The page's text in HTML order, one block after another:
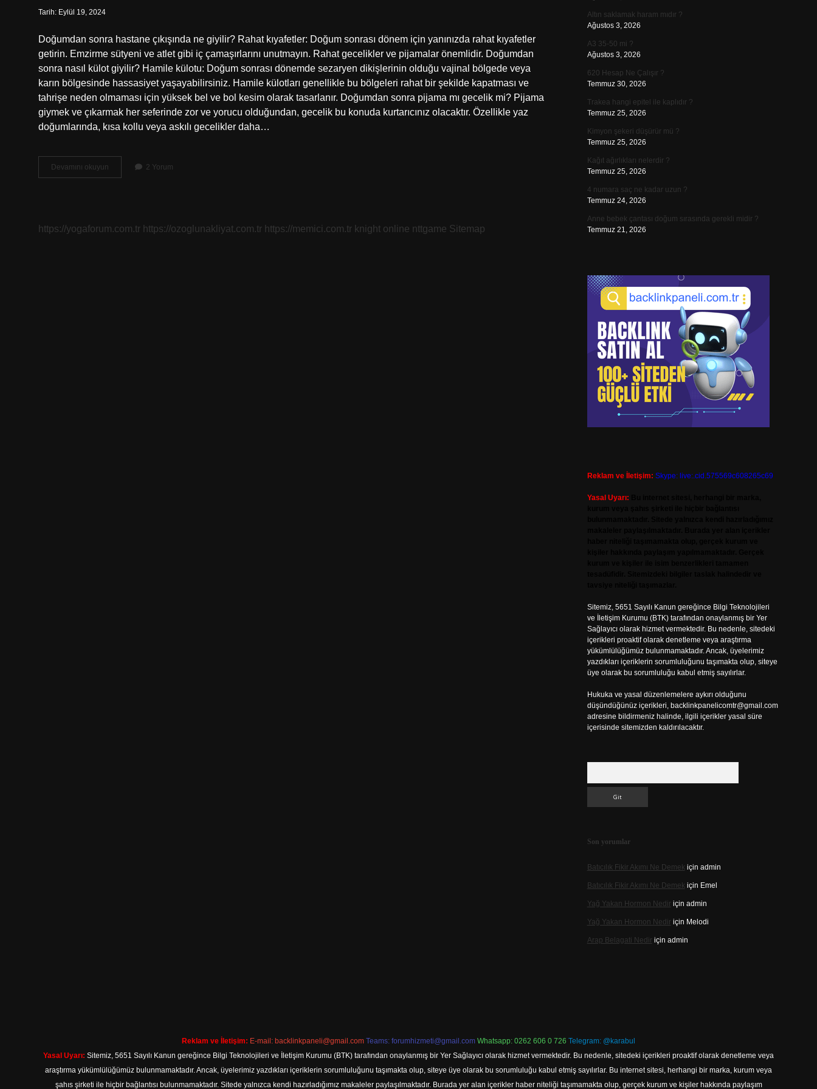
Tarih: Eylül 19, 2024
Doğumdan sonra hastane çıkışında ne giyilir? Rahat kıyafetler: Doğum sonrası dönem için yanınızda rahat kıyafetler
getirin. Emzirme sütyeni ve atlet gibi iç çamaşırlarını unutmayın. Rahat gecelikler ve pijamalar önemlidir. Doğumdan
sonra nasıl külot giyilir? Hamile külotu: Doğum sonrası dönemde sezaryen dikişlerinin olduğu vajinal bölgede veya
karın bölgesinde hassasiyet yaşayabilirsiniz. Hamile külotları genellikle bu bölgeleri rahat bir şekilde kapatması ve
tahrişe neden olmaması için yüksek bel ve bol kesim olarak tasarlanır. Doğumdan sonra pijama mı gecelik mi? Pijama
giymek ve çıkarmak her seferinde zor ve yorucu olduğundan, gecelik bu konuda kurtarıcınız olacaktır. Özellikle yaz
doğumlarında, kısa kollu veya askılı gecelikler daha…
Devamını okuyun
Yaptıktan
2 Yorum
https://yogaforum.com.tr https://ozoglunakliyat.com.tr https://memici.com.tr knight online nttgame Sitemap
Altın saklamak haram mıdır ?
Ağustos 3, 2026
A3 35-50 mi ?
Ağustos 3, 2026
620 Hesap Ne Çalışır ?
Temmuz 30, 2026
Trakea hangi epitel ile kaplıdır ?
Temmuz 25, 2026
Kimyon şekeri düşürür mü ?
Temmuz 25, 2026
Kağıt ağırlıkları nelerdir ?
Temmuz 25, 2026
4 numara saç ne kadar uzun ?
Temmuz 24, 2026
Anne bebek çantası doğum sırasında gerekli midir ?
Temmuz 21, 2026
Reklam ve İletişim: Skype: live:.cid.575569c608265c69
Yasal Uyarı:
Sitemiz, 5651 Sayılı Kanun gereğince Bilgi Teknolojileri
ve İletişim Kurumu (BTK) tarafından onaylanmış bir Yer
Sağlayıcı olarak hizmet vermektedir. Bu nedenle, sitedeki
içerikleri proaktif olarak denetleme veya araştırma
yükümlülüğümüz bulunmamaktadır. Ancak, üyelerimiz
yazdıkları içeriklerin sorumluluğunu taşımakta olup, siteye
üye olarak bu sorumluluğu kabul etmiş sayılırlar.
Hukuka ve yasal düzenlemelere aykırı olduğunu
düşündüğünüz içerikleri, backlinkpanelicomtr@gmail.com
adresine bildirmeniz halinde, ilgili içerikler yasal süre
içerisinde sitemizden kaldırılacaktır.
Son yorumlar
Batıcılık Fikir Akımı Ne Demek için admin
Batıcılık Fikir Akımı Ne Demek için Emel
Yağ Yakan Hormon Nediriçin admin
Yağ Yakan Hormon Nediriçin Melodi
Arap Belagati Nediriçin admin
Reklam ve İletişim: E-mail: backlinkpaneli@gmail.com Teams: forumhizmeti@gmail.com Whatsapp: 0262 606 0 726 Telegram: @karabul
Yasal Uyarı: Sitemiz, 5651 Sayılı Kanun gereğince Bilgi Teknolojileri ve İletişim Kurumu (BTK) tarafından onaylanmış bir Yer Sağlayıcı olarak hizmet vermektedir. Bu nedenle, sitedeki içerikleri proaktif olarak denetleme veya
araştırma yükümlülüğümüz bulunmamaktadır. Ancak, üyelerimiz yazdıkları içeriklerin sorumluluğunu taşımakta olup, siteye üye olarak bu sorumluluğu kabul etmiş sayılırlar. Bu internet sitesi, herhangi bir marka, kurum veya
şahıs şirketi ile hiçbir bağlantısı bulunmamaktadır. Sitede yalnızca kendi hazırladığımız makaleler paylaşılmaktadır. Burada yer alan içerikler haber niteliği taşımamakta olup, gerçek kurum ve kişiler hakkında paylaşım